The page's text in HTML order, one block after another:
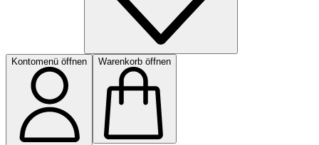
Kontomenü öffnen Warenkorb öffnen